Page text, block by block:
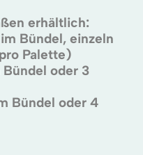
erhältlich:
Bündel, einzeln
Palette)
oder 3
Bündel oder 4